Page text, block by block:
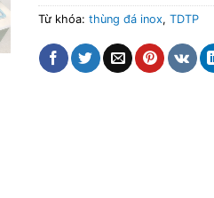
Từ khóa: thùng đá inox, TDTP